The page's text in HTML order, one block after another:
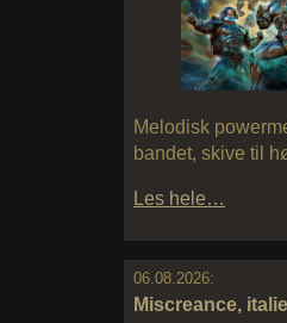
Melodisk
bandet, skive til
Les hele…
06.08.2026:
Miscreance,